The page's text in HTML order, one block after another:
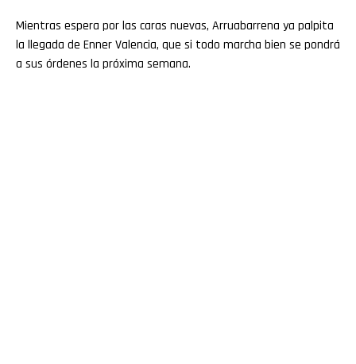
Mientras espera por las caras nuevas, Arruabarrena ya palpita
la llegada de Enner Valencia, que si todo marcha bien se pondrá
a sus órdenes la próxima semana.